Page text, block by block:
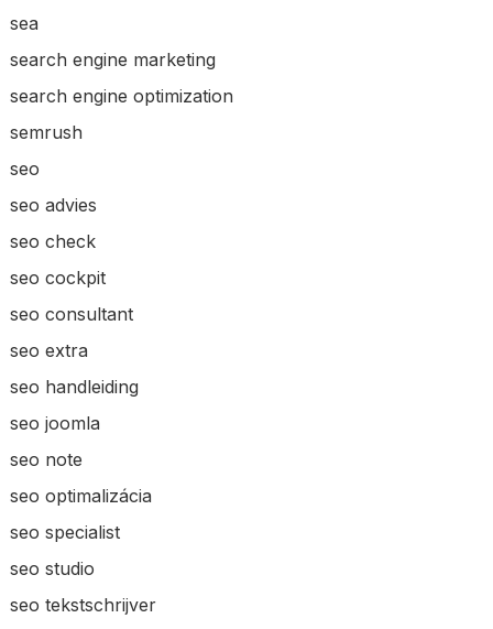
sea
search engine marketing
search engine optimization
semrush
seo
seo advies
seo check
seo cockpit
seo consultant
seo extra
seo handleiding
seo joomla
seo note
seo optimalizácia
seo specialist
seo studio
seo tekstschrijver